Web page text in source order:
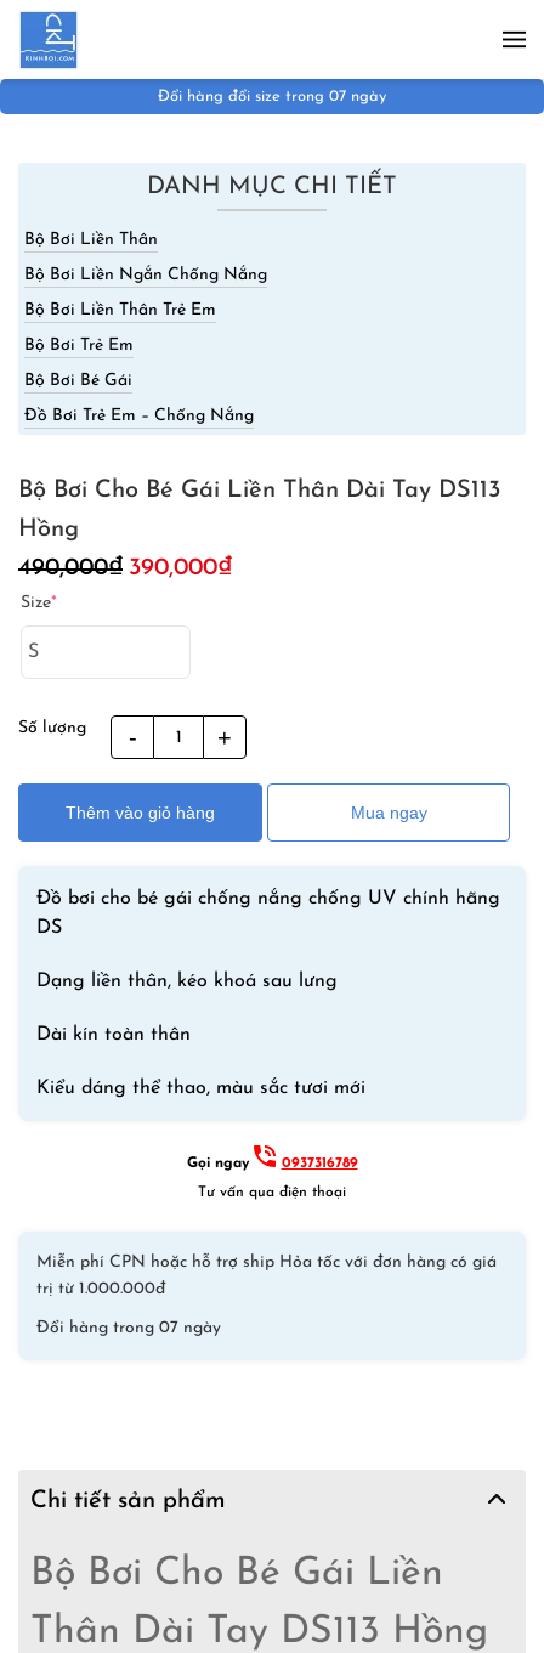
Skip to main content
Đổi hàng đổi size trong 07 ngày
DANH MỤC CHI TIẾT
Bộ Bơi Liền Thân
Bộ Bơi Liền Ngắn Chống Nắng
Bộ Bơi Liền Thân Trẻ Em
Bộ Bơi Trẻ Em
Bộ Bơi Bé Gái
Đồ Bơi Trẻ Em – Chống Nắng
Bộ Bơi Cho Bé Gái Liền Thân Dài Tay DS113
Hồng
490,000₫ Giá
390,000₫Giá
Size*
Số lượng
Bơi
Cho
Bé
Gái
Thân
DS113
lượng
Thêm vào giỏ hàng Mua ngay
Đồ bơi cho bé gái chống nắng chống UV chính hãng
DS
Dạng liền thân, kéo khoá sau lưng
Dài kín toàn thân
Kiểu dáng thể thao, màu sắc tươi mới
Gọi ngay
0937316789
Tư vấn qua điện thoại
Miễn phí CPN hoặc hỗ trợ ship Hỏa tốc với đơn hàng có giá
trị từ 1.000.000đ
Đổi hàng trong 07 ngày
Chi tiết sản phẩm
Bộ Bơi Cho Bé Gái Liền
Thân Dài Tay DS113 Hồng